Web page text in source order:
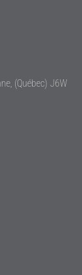
(Québec) J6W